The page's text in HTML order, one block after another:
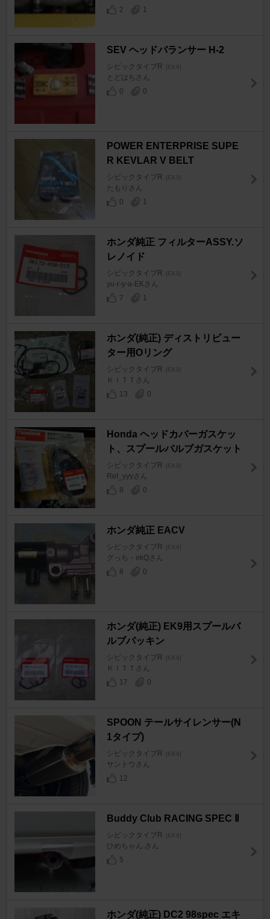
2 1
SEV ヘッドバランサー H-2
シビックタイプR [EK9]
とどはちさん
0
0
POWER ENTERPRISE SUPE
R KEVLAR V BELT
シビックタイプR [EK9]
たもりさん
0
1
ホンダ純正 フィルターASSY.ソ
レノイド
シビックタイプR [EK9]
yu-r-y-a-EKさん
7
1
ホンダ(純正) ディストリビュー
ター用Oリング
シビックタイプR [EK9]
ＫＩＴＴさん
13
0
Honda ヘッドカバーガスケッ
ト、スプールバルブガスケット
シビックタイプR [EK9]
Ret_yyyさん
8
0
ホンダ純正 EACV
シビックタイプR [EK9]
グっち・ekQさん
8
0
ホンダ(純正) EK9用スプールバ
ルブパッキン
シビックタイプR [EK9]
ＫＩＴＴさん
17
0
SPOON テールサイレンサー(N
1タイプ)
シビックタイプR [EK9]
サントウさん
12
Buddy Club RACING SPEC Ⅱ
シビックタイプR [EK9]
ひめちゃん.さん
5
ホンダ(純正) DC2 98spec エキ